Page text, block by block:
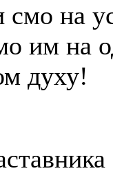
на
им на
духу!